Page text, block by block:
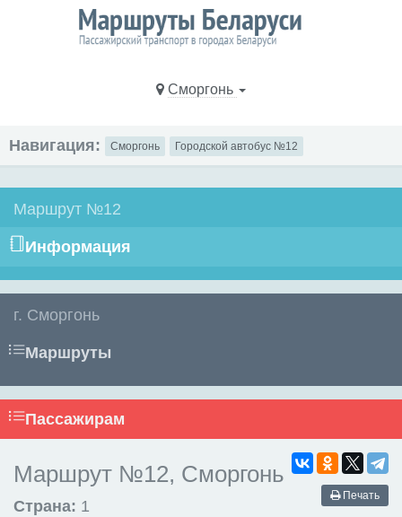
Сморгонь
Навигация: Сморгонь Городской автобус №12
Маршрут №12
Информация
г. Сморгонь
Маршруты
Пассажирам
Печать
Маршрут №12, Сморгонь
Страна: 1